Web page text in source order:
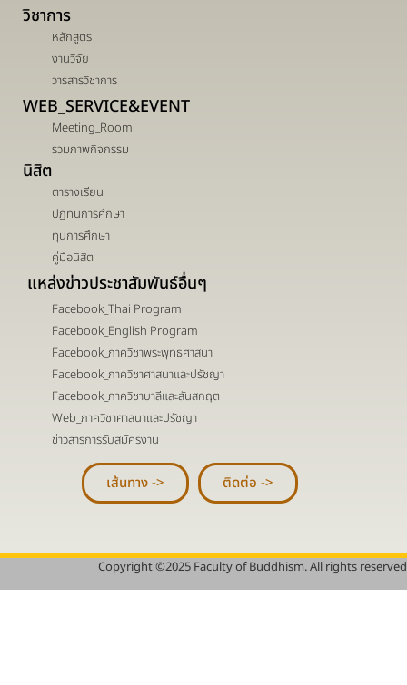
วิชาการ
หลักสูตร
งานวิจัย
วารสารวิชาการ
WEB_SERVICE&EVENT
Meeting_Room
รวมภาพกิจกรรม
นิสิต
ตารางเรียน
ปฏิทินการศึกษา
ทุนการศึกษา
คู่มือนิสิต
แหล่งข่าวประชาสัมพันธ์อื่นๆ
Facebook_Thai Program
Facebook_English Program
Facebook_ภาควิชาพระพุทธศาสนา
Facebook_ภาควิชาศาสนาและปรัชญา
Facebook_ภาควิชาบาลีและสันสกฤต
Web_ภาควิชาศาสนาและปรัชญา
ข่าวสารการรับสมัครงาน
เส้นทาง -> ติดต่อ ->
Copyright ©2025 Faculty of Buddhism. All rights reserved